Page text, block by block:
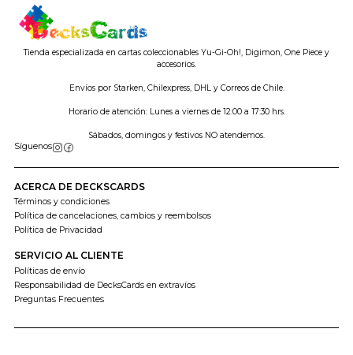
Tienda especializada en cartas coleccionables Yu-Gi-Oh!, Digimon, One Piece y
accesorios.
Envíos por Starken, Chilexpress, DHL y Correos de Chile.
Horario de atención: Lunes a viernes de 12:00 a 17:30 hrs.
Sábados, domingos y festivos NO atendemos.
Síguenos
ACERCA DE DECKSCARDS
Términos y condiciones
Política de cancelaciones, cambios y reembolsos
Política de Privacidad
SERVICIO AL CLIENTE
Políticas de envío
Responsabilidad de DecksCards en extravíos
Preguntas Frecuentes